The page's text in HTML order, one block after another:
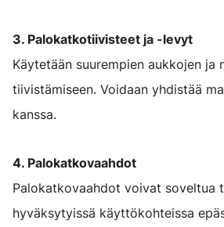
3. Palokatkotiivisteet ja -levyt
Käytetään suurempien aukkojen ja
tiivistämiseen. Voidaan yhdistää
kanssa.
4. Palokatkovaahdot
Palokatkovaahdot voivat soveltua
hyväksytyissä käyttökohteissa